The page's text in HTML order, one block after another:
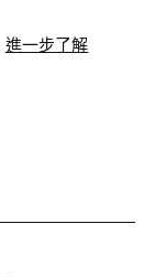
進一步了解